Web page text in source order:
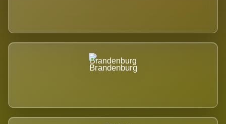
Brandenburg